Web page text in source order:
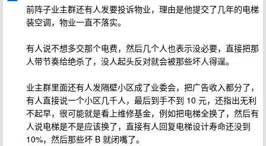
前阵子业主群还有人发要投诉物业，理由是他提交了几年的电梯
装空调，物业一直不落实。
有人说不想多交那个电费，然后几个人也表示没必要，直接把那
人带节奏给绝杀了，没人起头反对就会被那些坏人得逞。
业主群里面还有人发隔壁小区成了业委会，把广告收入都分了，
有人直接说一个小区几千人，最后到手不到 10 元，还指出无利
不起早，很可能就是看上维修基金，例如把电梯全换了，然后有
人说电梯是不是应该换了，直接有人回复电梯设计寿命还没到
10%，然后那些坏 B 就闭嘴了。